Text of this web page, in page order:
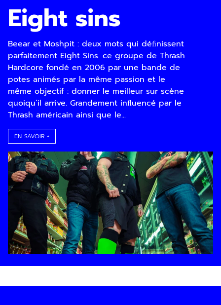
Eight sins
Beear et Moshpit : deux mots qui déﬁnissent
parfaitement Eight Sins. ce groupe de Thrash
Hardcore fondé en 2006 par une bande de
potes animés par la même passion et le
même objectif : donner le meilleur sur scène
quoiqu’il arrive. Grandement inﬂuencé par le
Thrash américain ainsi que le...
EN SAVOIR +